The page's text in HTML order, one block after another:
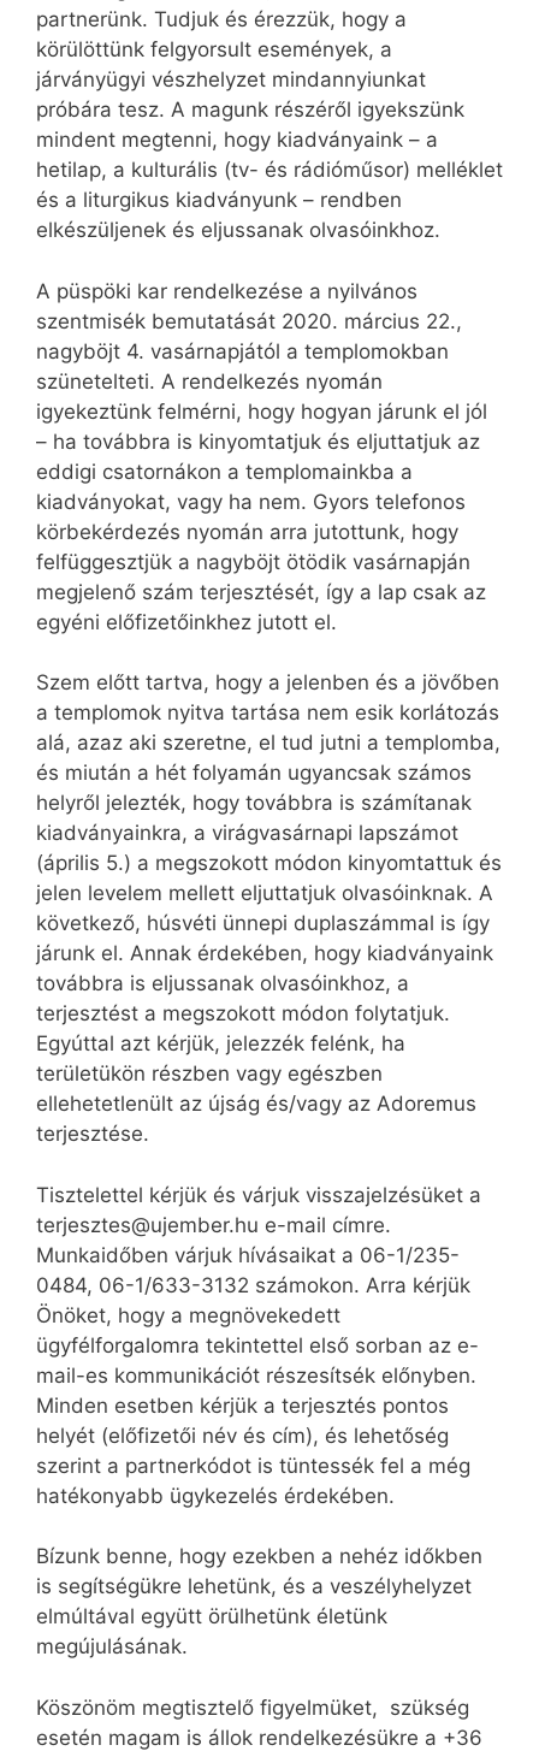
partnerünk. Tudjuk és érezzük, hogy a
körülöttünk felgyorsult események, a
járványügyi vészhelyzet mindannyiunkat
próbára tesz. A magunk részéről igyekszünk
mindent megtenni, hogy kiadványaink – a
hetilap, a kulturális (tv- és rádióműsor) melléklet
és a liturgikus kiadványunk – rendben
elkészüljenek és eljussanak olvasóinkhoz.
A püspöki kar rendelkezése a nyilvános
szentmisék bemutatását 2020. március 22.,
nagyböjt 4. vasárnapjától a templomokban
szünetelteti. A rendelkezés nyomán
igyekeztünk felmérni, hogy hogyan járunk el jól
– ha továbbra is kinyomtatjuk és eljuttatjuk az
eddigi csatornákon a templomainkba a
kiadványokat, vagy ha nem. Gyors telefonos
körbekérdezés nyomán arra jutottunk, hogy
felfüggesztjük a nagyböjt ötödik vasárnapján
megjelenő szám terjesztését, így a lap csak az
egyéni előfizetőinkhez jutott el.
Szem előtt tartva, hogy a jelenben és a jövőben
a templomok nyitva tartása nem esik korlátozás
alá, azaz aki szeretne, el tud jutni a templomba,
és miután a hét folyamán ugyancsak számos
helyről jelezték, hogy továbbra is számítanak
kiadványainkra, a virágvasárnapi lapszámot
(április 5.) a megszokott módon kinyomtattuk és
jelen levelem mellett eljuttatjuk olvasóinknak. A
következő, húsvéti ünnepi duplaszámmal is így
járunk el. Annak érdekében, hogy kiadványaink
továbbra is eljussanak olvasóinkhoz, a
terjesztést a megszokott módon folytatjuk.
Egyúttal azt kérjük, jelezzék felénk, ha
területükön részben vagy egészben
ellehetetlenült az újság és/vagy az Adoremus
terjesztése.
Tisztelettel kérjük és várjuk visszajelzésüket a
terjesztes@ujember.hu e-mail címre.
Munkaidőben várjuk hívásaikat a 06-1/235-
0484, 06-1/633-3132 számokon. Arra kérjük
Önöket, hogy a megnövekedett
ügyfélforgalomra tekintettel első sorban az e-
mail-es kommunikációt részesítsék előnyben.
Minden esetben kérjük a terjesztés pontos
helyét (előfizetői név és cím), és lehetőség
szerint a partnerkódot is tüntessék fel a még
hatékonyabb ügykezelés érdekében.
Bízunk benne, hogy ezekben a nehéz időkben
is segítségükre lehetünk, és a veszélyhelyzet
elmúltával együtt örülhetünk életünk
megújulásának.
Köszönöm megtisztelő figyelmüket, szükség
esetén magam is állok rendelkezésükre a +36